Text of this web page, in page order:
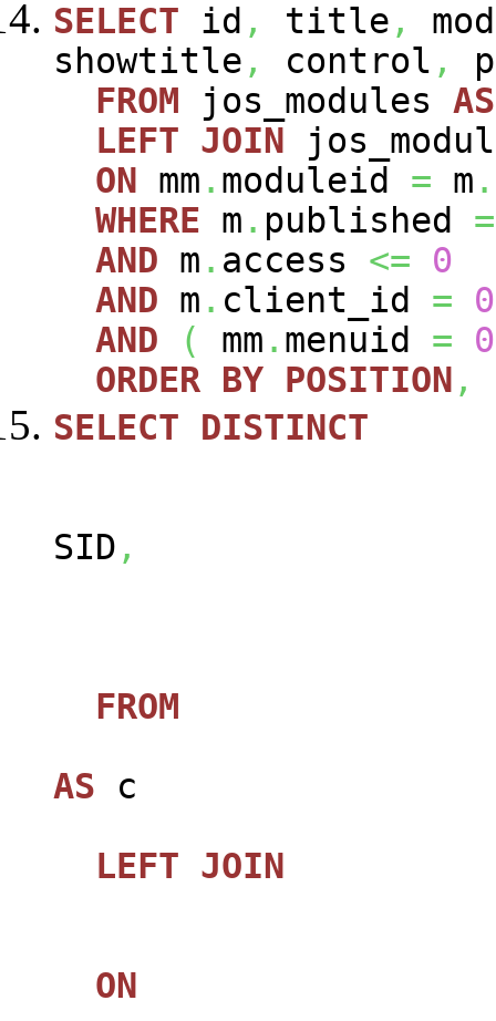
SELECT id , title ,
showtitle , control ,
FROM jos_modules AS
LEFT JOIN
ON mm . moduleid = m .
WHERE m . published =
AND m . access <=
0
AND m . client_id =
0
AND
( mm . menuid =
0
ORDER BY POSITION ,
SELECT
DISTINCT
SID ,
FROM
AS c
LEFT JOIN
ON